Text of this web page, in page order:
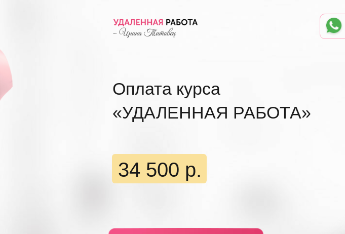
Оплата курса
«УДАЛЕННАЯ РАБОТА»
34 500 р.